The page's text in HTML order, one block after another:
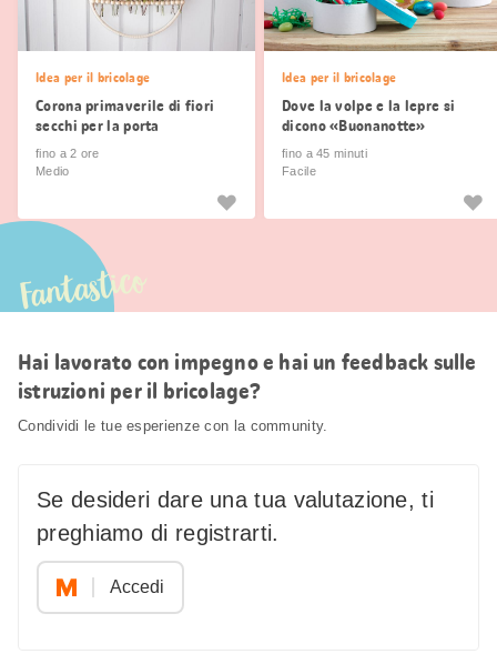
Idea per il bricolage
Corona primaverile di fiori
secchi per la porta
fino a 2 ore
Medio
Idea per il bricolage
Dove la volpe e la lepre si
dicono «Buonanotte»
fino a 45 minuti
Facile
Fantastico
Hai lavorato con impegno e hai un feedback sulle
istruzioni per il bricolage?
Condividi le tue esperienze con la community.
Se desideri dare una tua valutazione, ti
preghiamo di registrarti.
Accedi